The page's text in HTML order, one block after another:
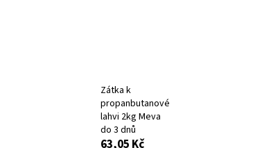
Zátka k
propanbutanové
lahvi 2kg Meva
do 3 dnů